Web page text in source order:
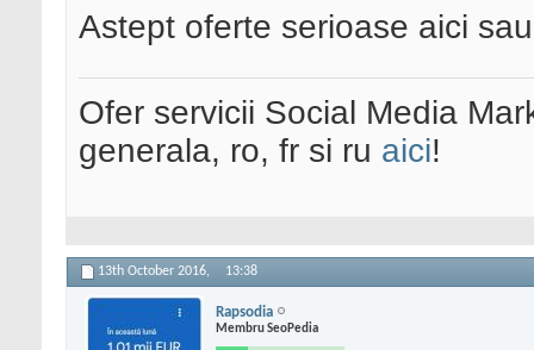
Astept oferte serioase aici
Ofer servicii Social Media
generala, ro, fr si ru aici!
13th October 2016, 13:38
Rapsodia
Membru SeoPedia